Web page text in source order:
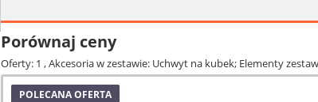
Porównaj ceny
Oferty: 1 , Akcesoria w zestawie: Uchwyt na kubek; Elementy
POLECANA OFERTA